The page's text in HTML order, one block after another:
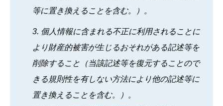
等に置き換えることを含む。）。
3. 個人情報に含まれる不正に利用されることに
より財産的被害が生じるおそれがある記述等を
削除すること（当該記述等を復元することので
きる規則性を有しない方法により他の記述等に
置き換えることを含む。）。